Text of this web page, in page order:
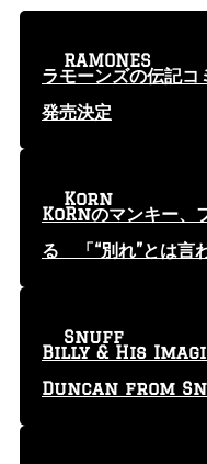
ラモーンズの伝記
発売決定
RAMONES
KoRnのマンキー、
る 「“別れ”とは言
Korn
Billy & His
Duncan from
Snuff